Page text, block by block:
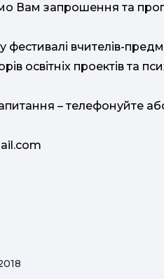
Вам запрошення та
вчителів-
освітніх проектів та
– телефонуйте